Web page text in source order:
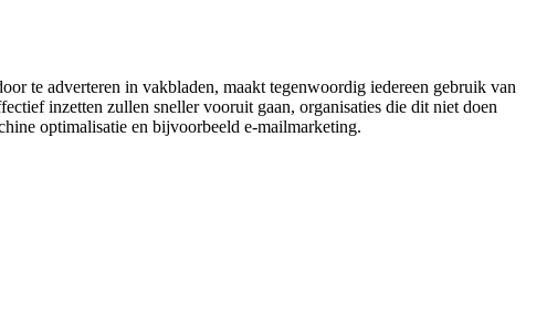
te adverteren in vakbladen, maakt tegenwoordig iedereen gebruik van
inzetten zullen sneller vooruit gaan, organisaties die dit niet doen
optimalisatie en bijvoorbeeld e-mailmarketing.